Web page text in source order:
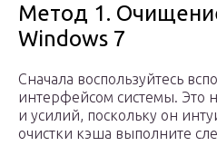
Метод 1.
Windows 7
Сначала воспользуйтесь
интерфейсом системы. Это
и усилий, поскольку он
очистки кэша выполните